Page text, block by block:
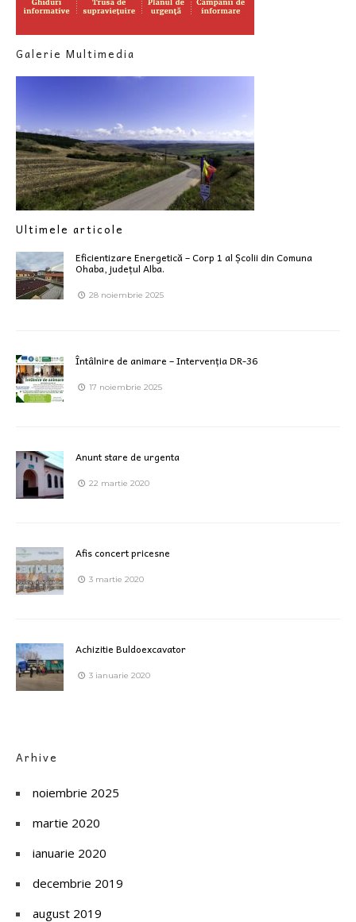
Galerie Multimedia
Ultimele articole
Eficientizare Energetică – Corp 1 al Școlii din Comuna
Ohaba, județul Alba.
28 noiembrie 2025
Întâlnire de animare – Intervenția DR-36
17 noiembrie 2025
Anunt stare de urgenta
22 martie 2020
Afis concert pricesne
3 martie 2020
Achizitie Buldoexcavator
3 ianuarie 2020
Arhive
noiembrie 2025
martie 2020
ianuarie 2020
decembrie 2019
august 2019